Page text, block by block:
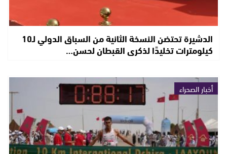
الدشيرة تحتضن النسخة الثانية من السباق الدولي لـ10
كيلومترات تخليدًا لذكرى القبطان لحسن…
أخبار الصحراء